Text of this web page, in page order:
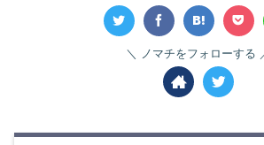
ノマチをフォローする